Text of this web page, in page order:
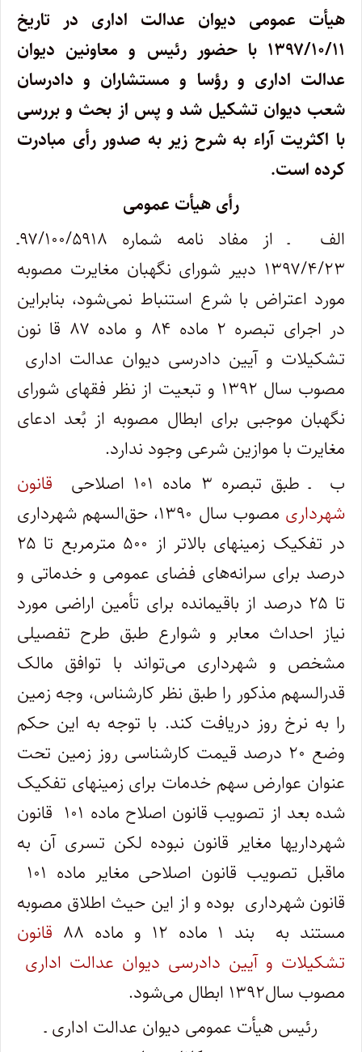
هیأت عمومی دیوان عدالت اداری در تاریخ
۱۳۹۷/۱۰/۱۱ با حضور رئیس و معاونین دیوان
عدالت اداری و رؤسا و مستشاران و دادرسان
شعب دیوان تشکیل شد و پس از بحث و بررسی
با اکثریت آراء به شرح زیر به صدور رأی مبادرت
کرده است.
رأی هیأت عمومی
الف ـ از مفاد نامه شماره ۹۷/۱۰۰/۵۹۱۸ـ
۱۳۹۷/۴/۲۳ دبیر شورای نگهبان مغایرت مصوبه
مورد اعتراض با شرع استنباط نمی‌شود، بنابراین
در اجرای تبصره ۲ ماده ۸۴ و ماده ۸۷ قا نون
تشکیلات و آیین دادرسی دیوان عدالت اداری
مصوب سال ۱۳۹۲ و تبعیت از نظر فقهای شورای
نگهبان موجبی برای ابطال مصوبه از بُعد ادعای
مغایرت با موازین شرعی وجود ندارد.
ب ـ طبق تبصره ۳ ماده ۱۰۱ اصلاحی
قانون
شهرداری
مصوب سال ۱۳۹۰، حق‌السهم شهرداری
در تفکیک زمینهای بالاتر از ۵۰۰ مترمربع تا ۲۵
درصد برای سرانه‌های فضای عمومی و خدماتی و
تا ۲۵ درصد از باقیمانده برای تأمین اراضی مورد
نیاز احداث معابر و شوارع طبق طرح تفصیلی
مشخص و شهرداری می‌تواند با توافق مالک
قدرالسهم مذکور را طبق نظر کارشناس، وجه زمین
را به نرخ روز دریافت کند. با توجه به این حکم
وضع ۲۰ درصد قیمت کارشناسی روز زمین تحت
عنوان عوارض سهم خدمات برای زمینهای تفکیک
شده بعد از تصویب قانون اصلاح ماده ۱۰۱ قانون
شهرداریها مغایر قانون نبوده لکن تسری آن به
قانون شهرداری بوده و از این حیث اطلاق مصوبه
مستند به بند ۱ ماده ۱۲ و ماده ۸۸
قانون
تشکیلات و آیین دادرسی دیوان عدالت اداری
مصوب سال۱۳۹۲ ابطال می‌شود
.
رئیس هیأت عمومی دیوان عدالت اداری ـ